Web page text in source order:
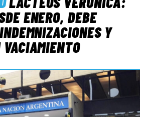
ENERO, DEBE
Y